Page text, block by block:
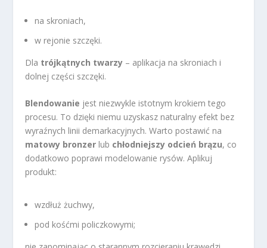
na skroniach,
w rejonie szczęki.
Dla trójkątnych twarzy – aplikacja na skroniach i
dolnej części szczęki.
Blendowanie jest niezwykle istotnym krokiem tego
procesu. To dzięki niemu uzyskasz naturalny efekt bez
wyraźnych linii demarkacyjnych. Warto postawić na
matowy bronzer lub chłodniejszy odcień brązu, co
dodatkowo poprawi modelowanie rysów. Aplikuj
produkt:
wzdłuż żuchwy,
pod kośćmi policzkowymi;